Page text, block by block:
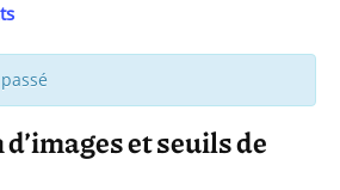
et seuils de